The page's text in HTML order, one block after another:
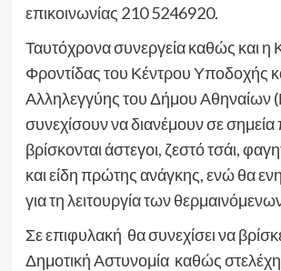
επικοινωνίας 210 5246920.
Ταυτόχρονα συνεργεία καθώς και η
Φροντίδας του Κέντρου Υποδοχής
Αλληλεγγύης του Δήμου
συνεχίσουν να διανέμουν σε σημεία
βρίσκονται άστεγοι, ζεστό τσάι,
και είδη πρώτης ανάγκης, ενώ θα
για τη λειτουργία των
Σε επιφυλακή θα συνεχίσει να
Δημοτική Αστυνομία καθώς